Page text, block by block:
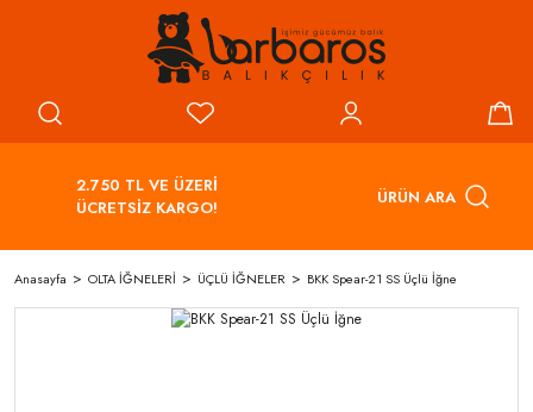
2.750 TL VE ÜZERİ
ÜCRETSİZ KARGO!
ÜRÜN ARA
Anasayfa OLTA İĞNELERİ ÜÇLÜ İĞNELER BKK Spear-21 SS Üçlü İğne